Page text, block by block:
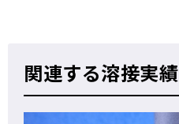
関連する溶接実績